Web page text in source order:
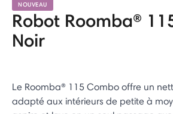
NOUVEAU
Robot Roomba®
Noir
Le Roomba® 115 Combo offre un
adapté aux intérieurs de petite à